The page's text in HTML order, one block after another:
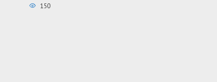
150